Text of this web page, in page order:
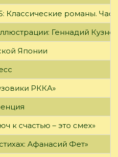
Классические романы.
Геннадий
Японии
РККА»
к счастью – это смех»
Афанасий Фет»